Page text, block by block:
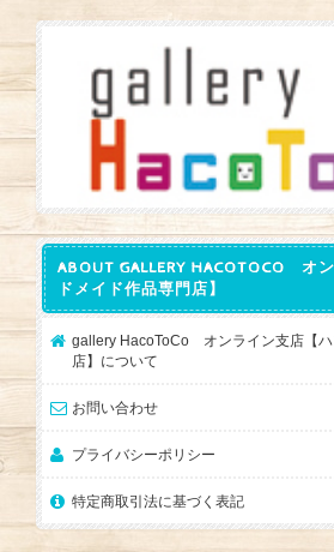
ABOUT GALLERY HACOTOCO オ
ドメイド作品専門店】
gallery HacoToCo オンライン支店【ハ
店】について
お問い合わせ
プライバシーポリシー
特定商取引法に基づく表記